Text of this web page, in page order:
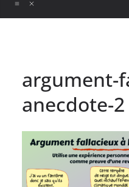
argument-
anecdote-2